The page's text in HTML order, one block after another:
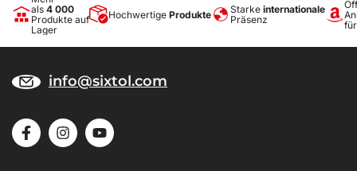
als 4 000
Produkte auf
Lager
Hochwertige Produkte Starke internationale
Präsenz
info@sixtol.com